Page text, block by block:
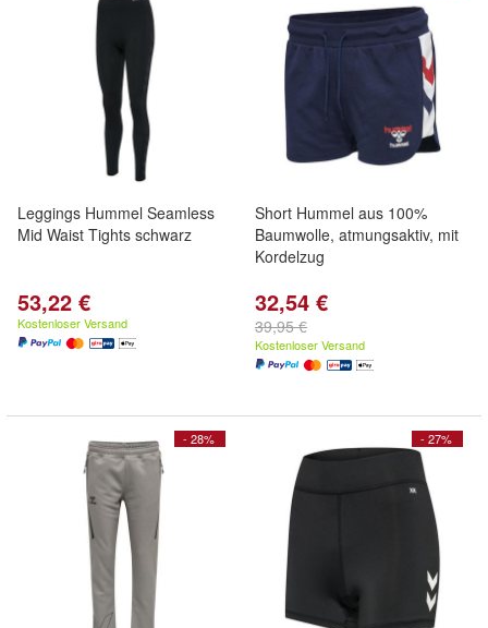
Leggings Hummel Seamless
Mid Waist Tights schwarz
53,22 €
Kostenloser Versand
Short Hummel aus 100%
Baumwolle, atmungsaktiv, mit
Kordelzug
32,54 €
39,95 €
Kostenloser Versand
- 28% - 27%